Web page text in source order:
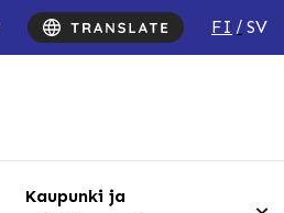
FI SV
Kaupunki ja